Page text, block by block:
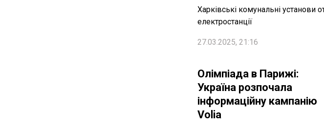
Харківські комунальні установи
електростанції
27.03.2025, 21:16
Олімпіада в Парижі:
Україна розпочала
інформаційну кампанію
Volia